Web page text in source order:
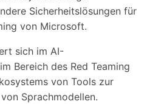
Sicherheitslösungen für
von Microsoft.
sich im AI-
Bereich des Red Teaming
von Tools zur
Sprachmodellen.